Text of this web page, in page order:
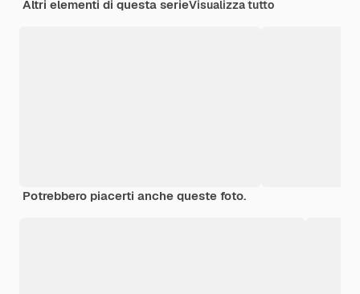
Altri elementi di questa serieVisualizza tutto
Potrebbero piacerti anche queste foto.